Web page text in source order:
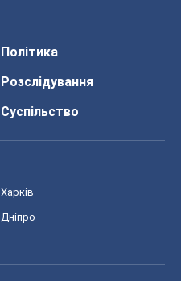
Політика
Розслідування
Суспільство
Харків
Дніпро